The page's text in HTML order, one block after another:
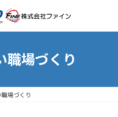
職場づくり
場づくり